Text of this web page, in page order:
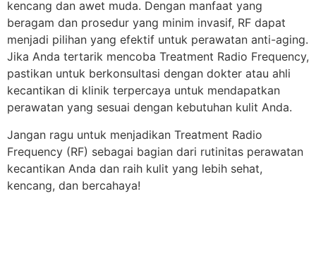
kencang dan awet muda. Dengan manfaat yang
beragam dan prosedur yang minim invasif, RF dapat
menjadi pilihan yang efektif untuk perawatan anti-aging.
Jika Anda tertarik mencoba Treatment Radio Frequency,
pastikan untuk berkonsultasi dengan dokter atau ahli
kecantikan di klinik terpercaya untuk mendapatkan
perawatan yang sesuai dengan kebutuhan kulit Anda.
Jangan ragu untuk menjadikan Treatment Radio
Frequency (RF) sebagai bagian dari rutinitas perawatan
kecantikan Anda dan raih kulit yang lebih sehat,
kencang, dan bercahaya!